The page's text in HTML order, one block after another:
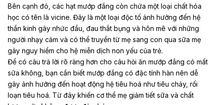
Bên cạnh đó, các hạt mướp đắng còn chứa một loại chất hóa
học có tên là vicine. Đây là một loại độc tố ảnh hưởng đến hệ
thần kinh gây nhức đầu, đau thắt bụng và hôn mê với những
người nhạy cảm và có thể truyền từ mẹ sang con qua sữa mẹ
gây nguy hiểm cho hệ miễn dịch non yếu của trẻ.
Để có câu trả lời rõ ràng hơn cho câu hỏi ăn mướp đắng có mất
sữa không, bạn cần biết mướp đắng có đặc tính hàn nên dễ
gây ảnh hưởng đến hoạt động hệ tiêu hoá nhưtiêu chảy, rối
loạn tiêu hoá. Từ đây khiến cơ thể mẹ giảm tiết sữa và chất